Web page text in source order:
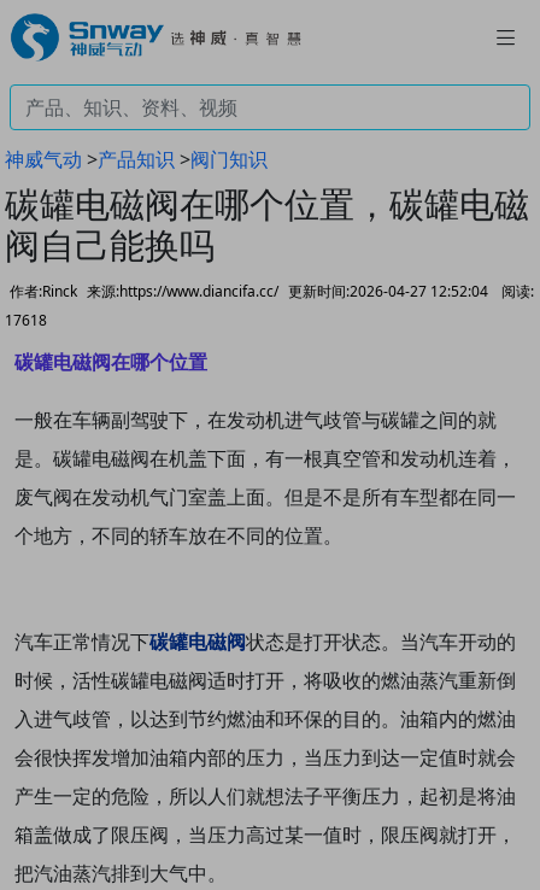
神威气动 >产品知识 >阀门知识
碳罐电磁阀在哪个位置，碳罐电磁
阀自己能换吗
作者:Rinck 来源:https://www.diancifa.cc/ 更新时间:2026-04-27 12:52:04
阅读:
17618
碳罐电磁阀在哪个位置
一般在车辆副驾驶下，在发动机进气歧管与碳罐之间的就
是。 碳罐电磁阀在机盖下面，有一根真空管和发动机连着，
废气阀在发动机气门室盖上面。但是不是所有车型都在同一
个地方，不同的轿车放在不同的位置。
汽车正常情况下碳罐电磁阀状态是打开状态。当汽车开动的
时候，活性碳罐电磁阀适时打开，将吸收的燃油蒸汽重新倒
入进气歧管，以达到节约燃油和环保的目的。油箱内的燃油
会很快挥发增加油箱内部的压力，当压力到达一定值时就会
产生一定的危险，所以人们就想法子平衡压力，起初是将油
箱盖做成了限压阀，当压力高过某一值时，限压阀就打开，
把汽油蒸汽排到大气中。